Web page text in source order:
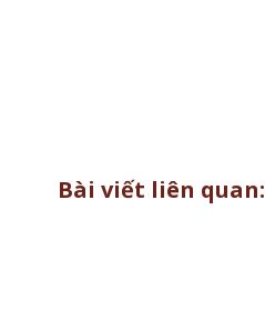
Bài viết liên quan: